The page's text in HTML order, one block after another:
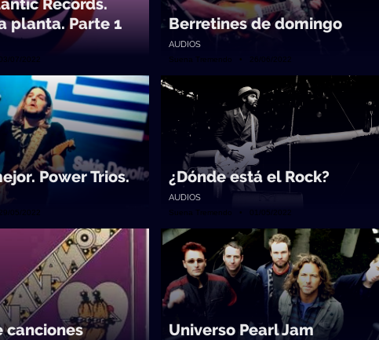
planta. Parte 1
07/2022
Berretines de domingo
AUDIOS
Suena Tremendo • 26/06/2022
Power Trios.
05/2022
¿Dónde está el Rock?
AUDIOS
Suena Tremendo • 01/05/2022
canciones Universo Pearl Jam